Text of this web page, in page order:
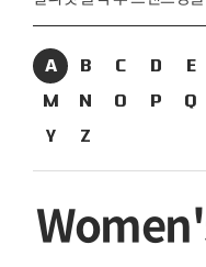
A B C D E
M
N O P Q
Y
Z